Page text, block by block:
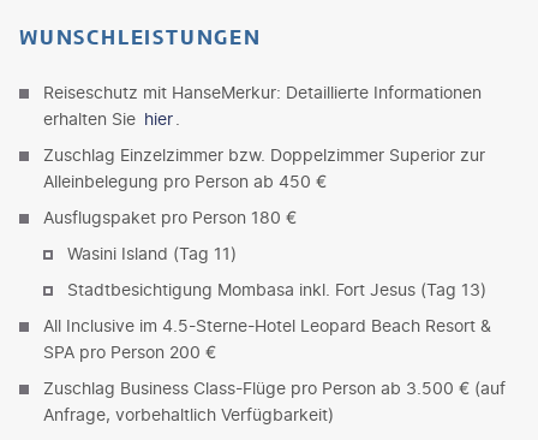
WUNSCHLEISTUNGEN
Reiseschutz mit HanseMerkur: Detaillierte Informationen
erhalten Sie hier
Zuschlag Einzelzimmer bzw. Doppelzimmer Superior zur
Alleinbelegung pro Person ab 450 €
Ausflugspaket pro Person 180 €
Wasini Island (Tag 11)
Stadtbesichtigung Mombasa inkl. Fort Jesus (Tag 13)
All Inclusive im 4.5-Sterne-Hotel Leopard Beach Resort &
SPA pro Person 200 €
Zuschlag Business Class-Flüge pro Person ab 3.500 € (auf
Anfrage, vorbehaltlich Verfügbarkeit)